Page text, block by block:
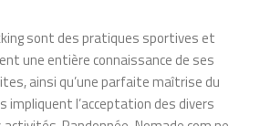
sont des pratiques sportives et
une entière connaissance de ses
ainsi qu’une parfaite maîtrise du
impliquent l’acceptation des divers